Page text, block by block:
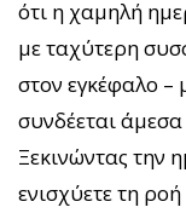
ότι η χαμηλή
με ταχύτερη
στον εγκέφαλο
συνδέεται
Ξεκινώντας την
ενισχύετε τη